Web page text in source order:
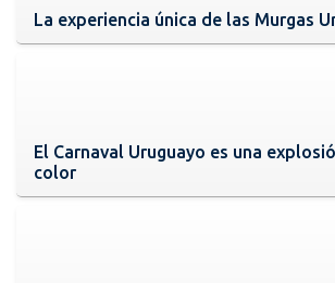
La experiencia única de las Murgas
El Carnaval Uruguayo es una
color